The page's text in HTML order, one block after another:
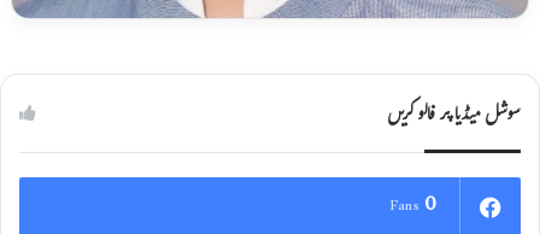
سوشل میڈیا پر فالو کریں
0
Fans